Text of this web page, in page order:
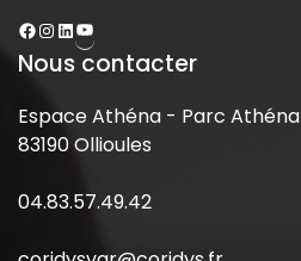
Nous contacter
Espace Athéna - Parc Athéna
83190 Ollioules
04.83.57.49.42